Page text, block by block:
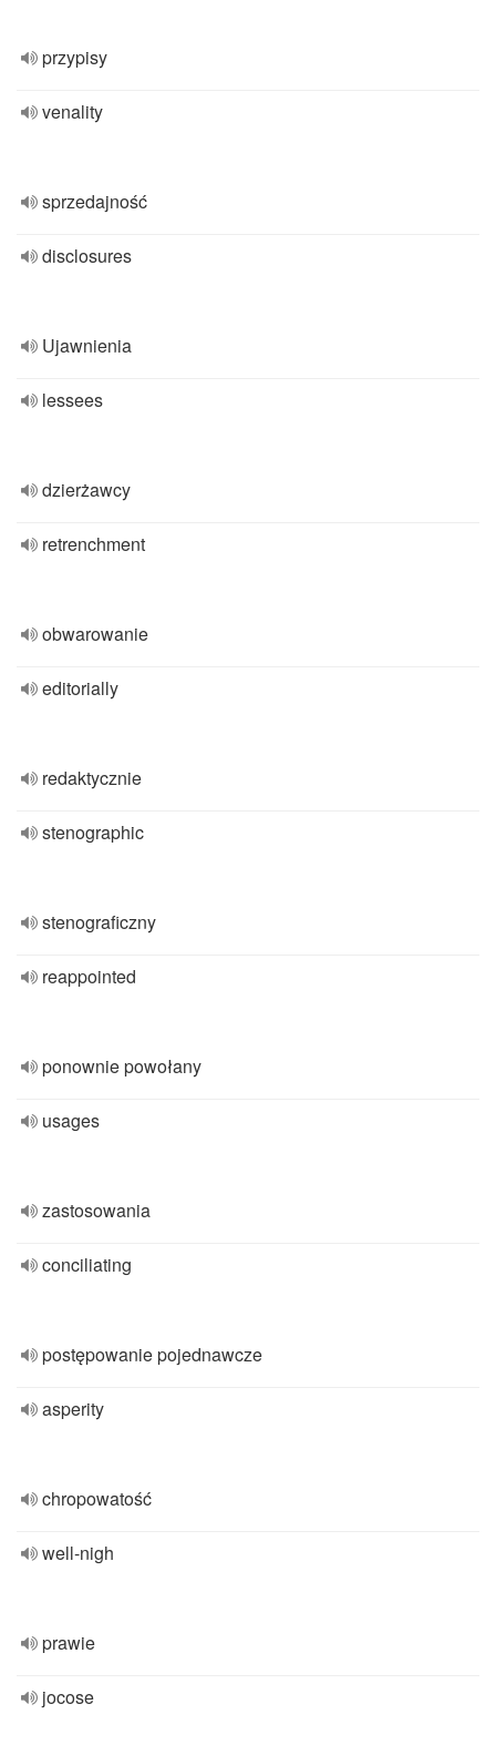
przypisy
venality
sprzedajność
disclosures
Ujawnienia
lessees
dzierżawcy
retrenchment
obwarowanie
editorially
redaktycznie
stenographic
stenograficzny
reappointed
ponownie powołany
usages
zastosowania
conciliating
postępowanie pojednawcze
asperity
chropowatość
well-nigh
prawie
jocose